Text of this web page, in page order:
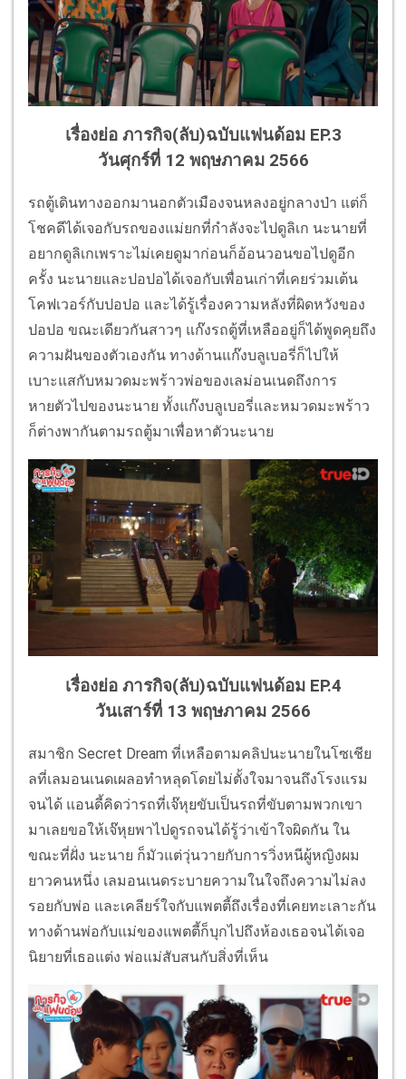
เรื่องย่อ ภารกิจ(ลับ)ฉบับแฟนด้อม EP.3
วันศุกร์ที่ 12 พฤษภาคม 2566
รถตู้เดินทางออกมานอกตัวเมืองจนหลงอยู่กลางป่า แต่ก็
โชคดีได้เจอกับรถของแม่ยกที่กำลังจะไปดูลิเก นะนายที่
อยากดูลิเกเพราะไม่เคยดูมาก่อนก็อ้อนวอนขอไปดูอีก
ครั้ง นะนายและปอปอได้เจอกับเพื่อนเก่าที่เคยร่วมเต้น
โคฟเวอร์กับปอปอ และได้รู้เรื่องความหลังที่ผิดหวังของ
ปอปอ ขณะเดียวกันสาวๆ แก๊งรถตู้ที่เหลืออยู่ก็ได้พูดคุยถึง
ความฝันของตัวเองกัน ทางด้านแก๊งบลูเบอรี่ก็ไปให้
เบาะแสกับหมวดมะพร้าวพ่อของเลม่อนเนดถึงการ
หายตัวไปของนะนาย ทั้งแก๊งบลูเบอรี่และหมวดมะพร้าว
ก็ต่างพากันตามรถตู้มาเพื่อหาตัวนะนาย
เรื่องย่อ ภารกิจ(ลับ)ฉบับแฟนด้อม EP.4
วันเสาร์ที่ 13 พฤษภาคม 2566
สมาชิก Secret Dream ที่เหลือตามคลิปนะนายในโซเชีย
ลที่เลมอนเนดเผลอทำหลุดโดยไม่ตั้งใจมาจนถึงโรงแรม
จนได้ แอนดี้คิดว่ารถที่เจ๊หุยขับเป็นรถที่ขับตามพวกเขา
มาเลยขอให้เจ๊หุยพาไปดูรถจนได้รู้ว่าเข้าใจผิดกัน ใน
ขณะที่ฝั่ง นะนาย ก็มัวแต่วุ่นวายกับการวิ่งหนีผู้หญิงผม
ยาวคนหนึ่ง เลมอนเนดระบายความในใจถึงความไม่ลง
รอยกับพ่อ และเคลียร์ใจกับแพตตี้ถึงเรื่องที่เคยทะเลาะกัน
ทางด้านพ่อกับแม่ของแพตตี้ก็บุกไปถึงห้องเธอจนได้เจอ
นิยายที่เธอแต่ง พ่อแม่สับสนกับสิ่งที่เห็น